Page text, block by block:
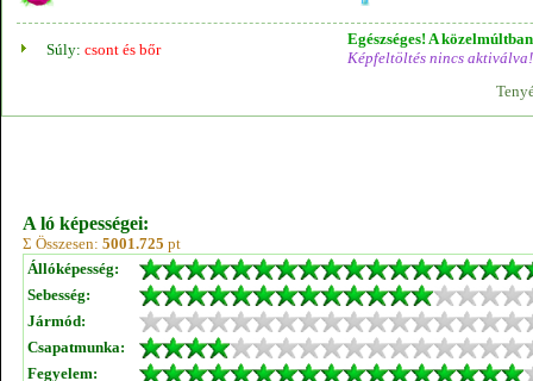
Súly: csont és bőr
Egészséges! A
Képfeltöltés nincs aktiválva!
A ló képességei:
Σ Összesen: 5001.725 pt
Állóképesség:
Sebesség:
Jármód:
Csapatmunka:
Fegyelem: